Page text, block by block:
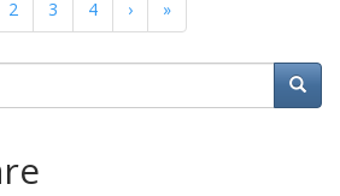
Pagina
2 Pagina
3 Pagina
4
Pagina
următoare
›
Ultima
pagină
»